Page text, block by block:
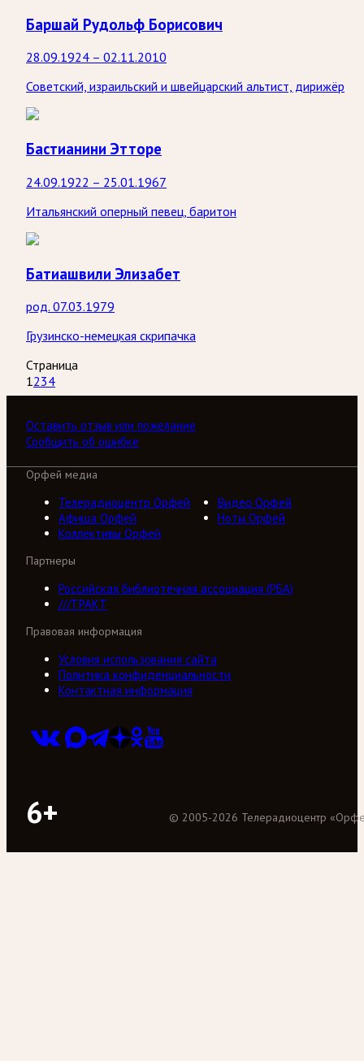
Баршай Рудольф Борисович
28.09.1924 – 02.11.2010
Советский, израильский и швейцарский альтист, дирижёр
Бастианини Этторе
24.09.1922 – 25.01.1967
Итальянский оперный певец, баритон
Батиашвили Элизабет
род. 07.03.1979
Грузинско-немецкая скрипачка
Страница
1234
Оставить отзыв или пожелание
Сообщить об ошибке
Орфей медиа
Телерадиоцентр Орфей
Видео Орфей
Афиша Орфей
Ноты Орфей
Коллективы Орфей
Партнеры
Российская библиотечная ассоциация (РБА)
///ТРАКТ
Правовая информация
Условия использования сайта
Политика конфиденциальности
Контактная информация
6+ © 2005-2026 Телерадиоцентр